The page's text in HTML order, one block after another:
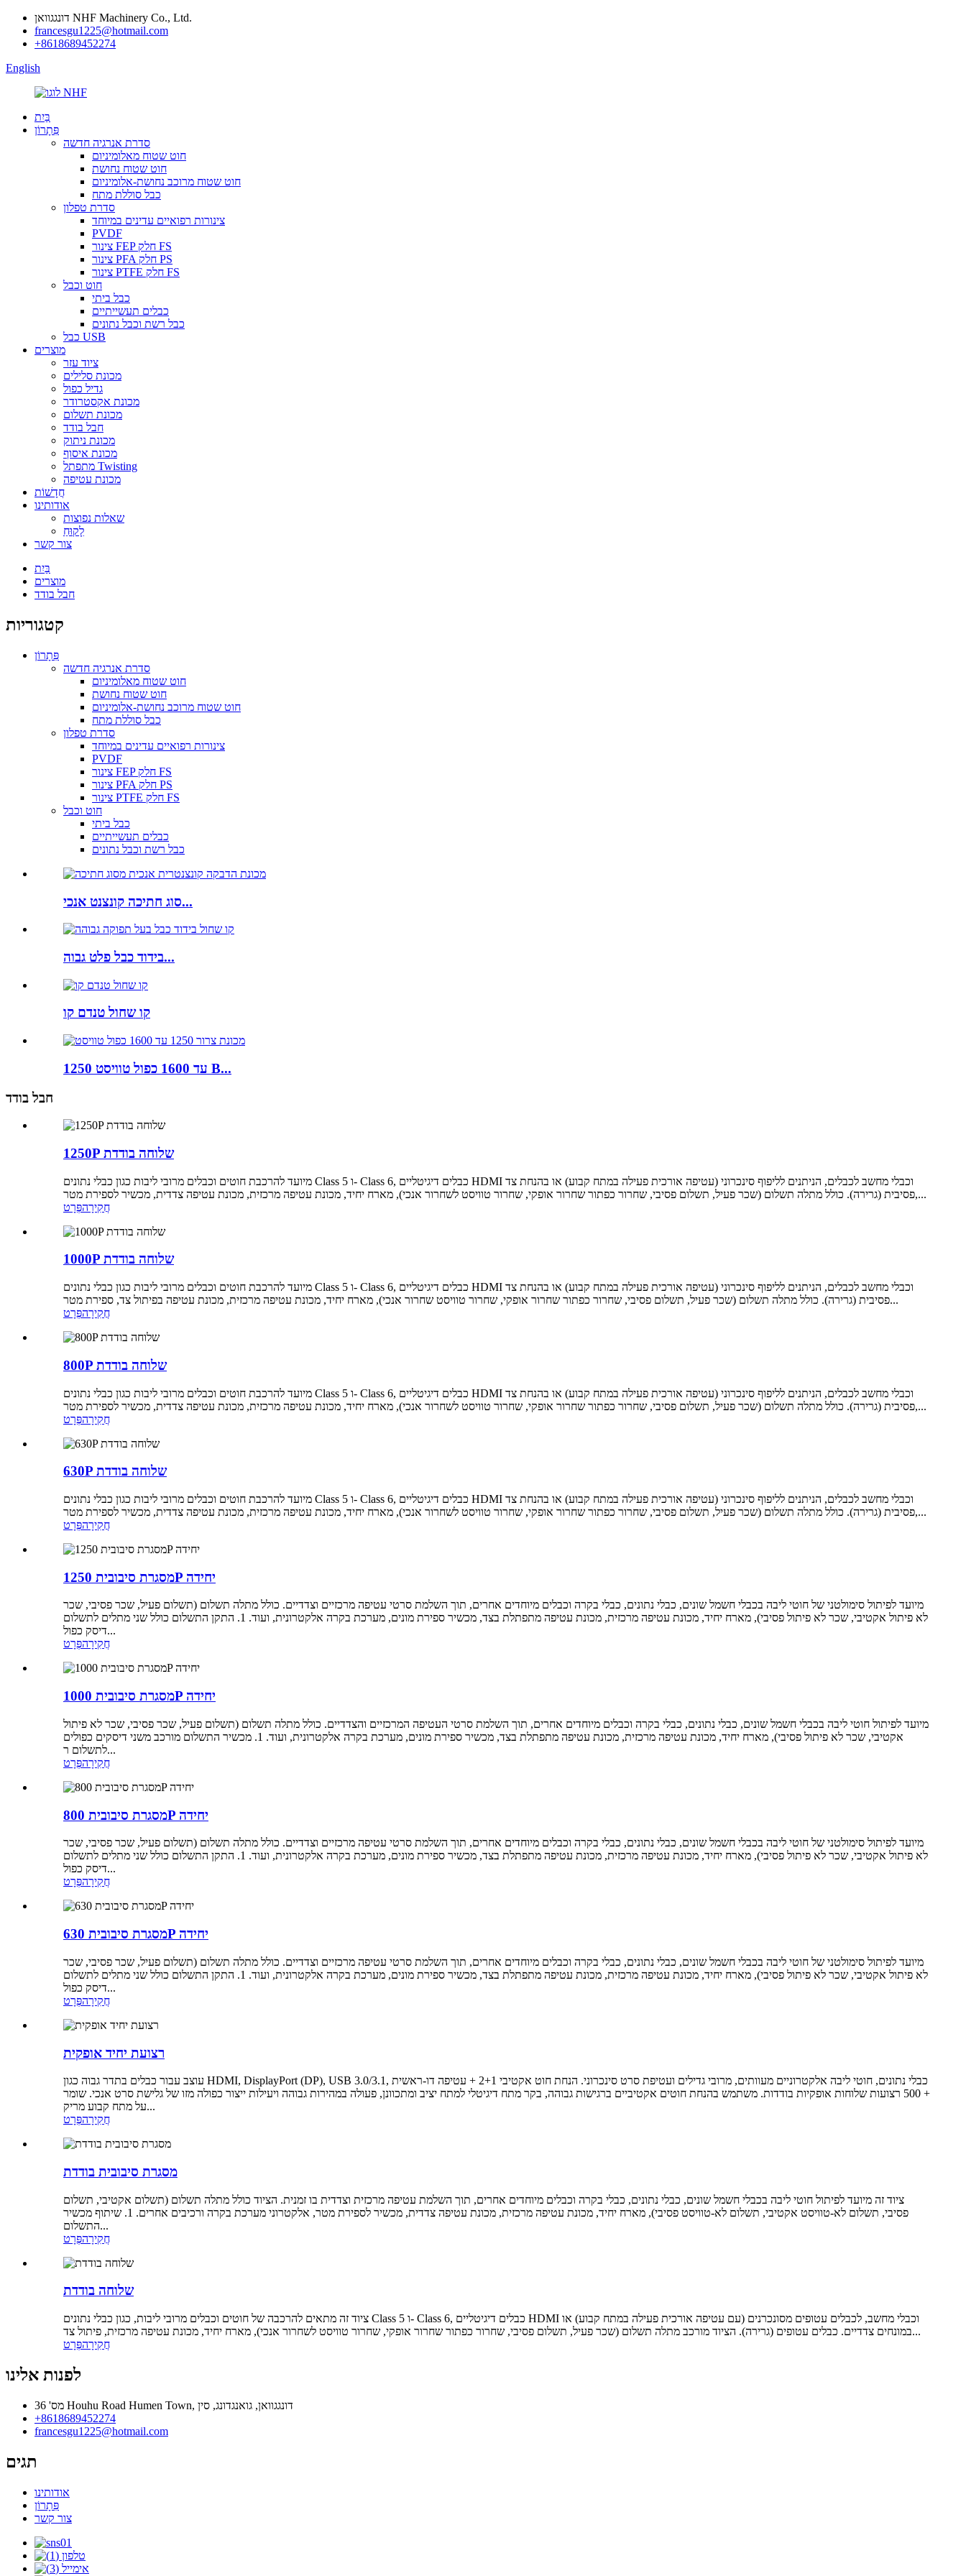
דונגגוואן NHF Machinery Co., Ltd.
francesgu1225@hotmail.com
+8618689452274
English
בַּיִת
פִּתָרוֹן
סדרת אנרגיה חדשה
חוט שטוח מאלומיניום
חוט שטוח נחושת
חוט שטוח מרוכב נחושת-אלומיניום
כבל סוללת מתח
סדרת טפלון
צינורות רפואיים עדינים במיוחד
PVDF
צינור FEP חלק FS
צינור PFA חלק PS
צינור PTFE חלק FS
חוט וכבל
כבל ביתי
כבלים תעשייתיים
כבל רשת וכבל נתונים
כבל USB
מוצרים
ציוד עזר
מכונת סלילים
גדיל כפול
מכונת אקסטרודר
מכונת תשלום
חבל בודד
מכונת ניתוק
מכונת איסוף
מתפתל Twisting
מכונת עטיפה
חֲדָשׁוֹת
אודותינו
שאלות נפוצות
לָקוּחַ
צור קשר
בַּיִת
מוצרים
חבל בודד
קטגוריות
פִּתָרוֹן
סדרת אנרגיה חדשה
חוט שטוח מאלומיניום
חוט שטוח נחושת
חוט שטוח מרוכב נחושת-אלומיניום
כבל סוללת מתח
סדרת טפלון
צינורות רפואיים עדינים במיוחד
PVDF
צינור FEP חלק FS
צינור PFA חלק PS
צינור PTFE חלק FS
חוט וכבל
כבל ביתי
כבלים תעשייתיים
כבל רשת וכבל נתונים
סוג חתיכה קונצנט אנכי...
בידוד כבל פלט גבוה...
קו שחול טנדם קו
1250 עד 1600 כפול טוויסט B...
חבל בודד
1250P שלוחה בודדת
מיועד להרכבת חוטים וכבלים מרובי ליבות כגון כבלי נתונים Class 5 ו- Class 6, כבלים דיגיטליים HDMI וכבלי מחשב לכבלים, הניתנים לליפוף סינכרוני (עטיפה אורכית פעילה במתח קבוע) או בהנחת צד
פסיבית (גרירה). כולל מתלה תשלום (שכר פעיל, תשלום פסיבי, שחרור כפתור שחרור אופקי, שחרור טוויסט לשחרור אנכי), מארח יחיד, מכונת עטיפה מרכזית, מכונת עטיפה צדדית, מכשיר לספירת מטר,...
חֲקִירָהפְּרָט
1000P שלוחה בודדת
מיועד להרכבת חוטים וכבלים מרובי ליבות כגון כבלי נתונים Class 5 ו- Class 6, כבלים דיגיטליים HDMI וכבלי מחשב לכבלים, הניתנים לליפוף סינכרוני (עטיפה אורכית פעילה במתח קבוע) או בהנחת צד
פסיבית (גרירה). כולל מתלה תשלום (שכר פעיל, תשלום פסיבי, שחרור כפתור שחרור אופקי, שחרור טוויסט שחרור אנכי), מארח יחיד, מכונת עטיפה מרכזית, מכונת עטיפה בפיתול צד, ספירת מטר...
חֲקִירָהפְּרָט
800P שלוחה בודדת
מיועד להרכבת חוטים וכבלים מרובי ליבות כגון כבלי נתונים Class 5 ו- Class 6, כבלים דיגיטליים HDMI וכבלי מחשב לכבלים, הניתנים לליפוף סינכרוני (עטיפה אורכית פעילה במתח קבוע) או בהנחת צד
פסיבית (גרירה). כולל מתלה תשלום (שכר פעיל, תשלום פסיבי, שחרור כפתור שחרור אופקי, שחרור טוויסט לשחרור אנכי), מארח יחיד, מכונת עטיפה מרכזית, מכונת עטיפה צדדית, מכשיר לספירת מטר,...
חֲקִירָהפְּרָט
630P שלוחה בודדת
מיועד להרכבת חוטים וכבלים מרובי ליבות כגון כבלי נתונים Class 5 ו- Class 6, כבלים דיגיטליים HDMI וכבלי מחשב לכבלים, הניתנים לליפוף סינכרוני (עטיפה אורכית פעילה במתח קבוע) או בהנחת צד
פסיבית (גרירה). כולל מתלה תשלום (שכר פעיל, תשלום פסיבי, שחרור כפתור שחרור אופקי, שחרור טוויסט לשחרור אנכי), מארח יחיד, מכונת עטיפה מרכזית, מכונת עטיפה צדדית, מכשיר לספירת מטר,...
חֲקִירָהפְּרָט
מסגרת סיבובית 1250P יחידה
מיועד לפיתול סימולטני של חוטי ליבה בכבלי חשמל שונים, כבלי נתונים, כבלי בקרה וכבלים מיוחדים אחרים, תוך השלמת סרטי עטיפה מרכזיים וצדדיים. כולל מתלה תשלום (תשלום פעיל, שכר פסיבי, שכר
לא פיתול אקטיבי, שכר לא פיתול פסיבי), מארח יחיד, מכונת עטיפה מרכזית, מכונת עטיפה מתפתלת בצד, מכשיר ספירת מונים, מערכת בקרה אלקטרונית, ועוד. 1. התקן התשלום כולל שני מתלים לתשלום
דיסק כפול...
חֲקִירָהפְּרָט
מסגרת סיבובית 1000P יחידה
מיועד לפיתול חוטי ליבה בכבלי חשמל שונים, כבלי נתונים, כבלי בקרה וכבלים מיוחדים אחרים, תוך השלמת סרטי העטיפה המרכזיים והצדדיים. כולל מתלה תשלום (תשלום פעיל, שכר פסיבי, שכר לא פיתול
אקטיבי, שכר לא פיתול פסיבי), מארח יחיד, מכונת עטיפה מרכזית, מכונת עטיפה מתפתלת בצד, מכשיר ספירת מונים, מערכת בקרה אלקטרונית, ועוד. 1. מכשיר התשלום מורכב משני דיסקים כפולים
לתשלום ר...
חֲקִירָהפְּרָט
מסגרת סיבובית 800P יחידה
מיועד לפיתול סימולטני של חוטי ליבה בכבלי חשמל שונים, כבלי נתונים, כבלי בקרה וכבלים מיוחדים אחרים, תוך השלמת סרטי עטיפה מרכזיים וצדדיים. כולל מתלה תשלום (תשלום פעיל, שכר פסיבי, שכר
לא פיתול אקטיבי, שכר לא פיתול פסיבי), מארח יחיד, מכונת עטיפה מרכזית, מכונת עטיפה מתפתלת בצד, מכשיר ספירת מונים, מערכת בקרה אלקטרונית, ועוד. 1. התקן התשלום כולל שני מתלים לתשלום
דיסק כפול...
חֲקִירָהפְּרָט
מסגרת סיבובית 630P יחידה
מיועד לפיתול סימולטני של חוטי ליבה בכבלי חשמל שונים, כבלי נתונים, כבלי בקרה וכבלים מיוחדים אחרים, תוך השלמת סרטי עטיפה מרכזיים וצדדיים. כולל מתלה תשלום (תשלום פעיל, שכר פסיבי, שכר
לא פיתול אקטיבי, שכר לא פיתול פסיבי), מארח יחיד, מכונת עטיפה מרכזית, מכונת עטיפה מתפתלת בצד, מכשיר ספירת מונים, מערכת בקרה אלקטרונית, ועוד. 1. התקן התשלום כולל שני מתלים לתשלום
דיסק כפול...
חֲקִירָהפְּרָט
רצועת יחיד אופקית
עוצב עבור כבלים בתדר גבוה כגון HDMI, DisplayPort (DP), USB 3.0/3.1, כבלי נתונים, חוטי ליבה אלקטרוניים מעוותים, מרובי גדילים ועטיפת סרט סינכרוני. הנחת חוט אקטיבי 2+1 + עטיפה דו-ראשית
+ ​​500 רצועות שלוחות אופקיות בודדות. משתמש בהנחת חוטים אקטיביים ברגישות גבוהה, בקר מתח דיגיטלי למתח יציב ומתכוונן, פעולה במהירות גבוהה ויעילות ייצור כפולה מזו של גלישת סרט אנכי. שומר
על מתח קבוע מריק...
חֲקִירָהפְּרָט
מסגרת סיבובית בודדת
ציוד זה מיועד לפיתול חוטי ליבה בכבלי חשמל שונים, כבלי נתונים, כבלי בקרה וכבלים מיוחדים אחרים, תוך השלמת עטיפה מרכזית וצדדית בו זמנית. הציוד כולל מתלה תשלום (תשלום אקטיבי, תשלום
פסיבי, תשלום לא-טוויסט אקטיבי, תשלום לא-טוויסט פסיבי), מארח יחיד, מכונת עטיפה מרכזית, מכונת עטיפה צדדית, מכשיר לספירת מטר, אלקטרוני מערכת בקרה ורכיבים אחרים. 1. שיתוף מכשיר
התשלום...
חֲקִירָהפְּרָט
שלוחה בודדת
ציוד זה מתאים להרכבה של חוטים וכבלים מרובי ליבות, כגון כבלי נתונים Class 5 ו- Class 6, כבלים דיגיטליים HDMI וכבלי מחשב, לכבלים עטופים מסונכרנים (עם עטיפה אורכית פעילה במתח קבוע) או
במונחים צדדיים. כבלים עטופים (גרירה). הציוד מורכב מתלה תשלום (שכר פעיל, תשלום פסיבי, שחרור כפתור שחרור אופקי, שחרור טוויסט לשחרור אנכי), מארח יחיד, מכונת עטיפה מרכזית, פיתול צד...
חֲקִירָהפְּרָט
לפנות אלינו
מס' 36 Houhu Road Humen Town, דונגגוואן, גואנגדונג, סין
+8618689452274
francesgu1225@hotmail.com
תגים
אודותינו
פִּתָרוֹן
צור קשר